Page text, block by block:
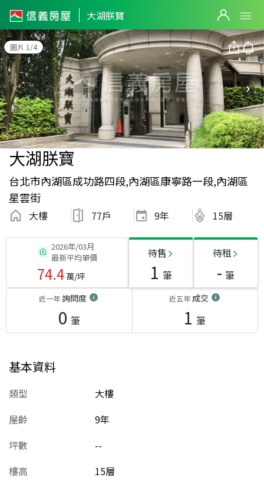
大湖朕寶
圖片 1/4
大湖朕寶
台北市內湖區成功路四段,內湖區康寧路一段,內湖區
星雲街
大樓 77戶 9年 15層
2026年/03月
最新平均單價
74.4萬/坪
待售
1 筆
待租
- 筆
近一年詢問度
0 筆
近五年成交
1 筆
基本資料
類型
大樓
屋齡
9年
坪數
--
樓高
15層